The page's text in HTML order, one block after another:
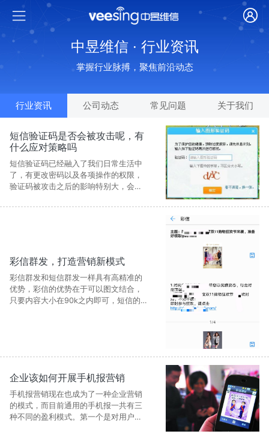
中昱维信 · 行业资讯
掌握行业脉搏，聚焦前沿动态
行业资讯 公司动态 常见问题 关于我们
短信验证码是否会被攻击呢，有
什么应对策略吗
短信验证码已经融入了我们日常生活中
了，有更改密码以及各项操作的权限，
验证码被攻击之后的影响特别大，会严
证码被恶意的攻击，需要对攻击的目的
彩信群发，打造营销新模式
彩信群发和短信群发一样具有高精准的
优势，彩信的优势在于可以图文结合，
只要内容大小在90k之内即可，短信的
企业该如何开展手机报营销
手机报营销现在也成为了一种企业营销
的模式，而目前通用的手机报一共有三
种不同的盈利模式。第一个是对用户收